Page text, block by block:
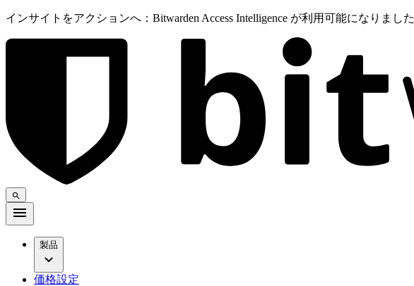
インサイトをアクションへ：Bitwarden Access Intelligence が利用可能になりました
製品
価格設定